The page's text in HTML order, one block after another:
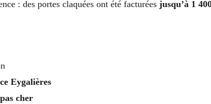
: des portes claquées ont été facturées jusqu’à 1
Eygalières
cher